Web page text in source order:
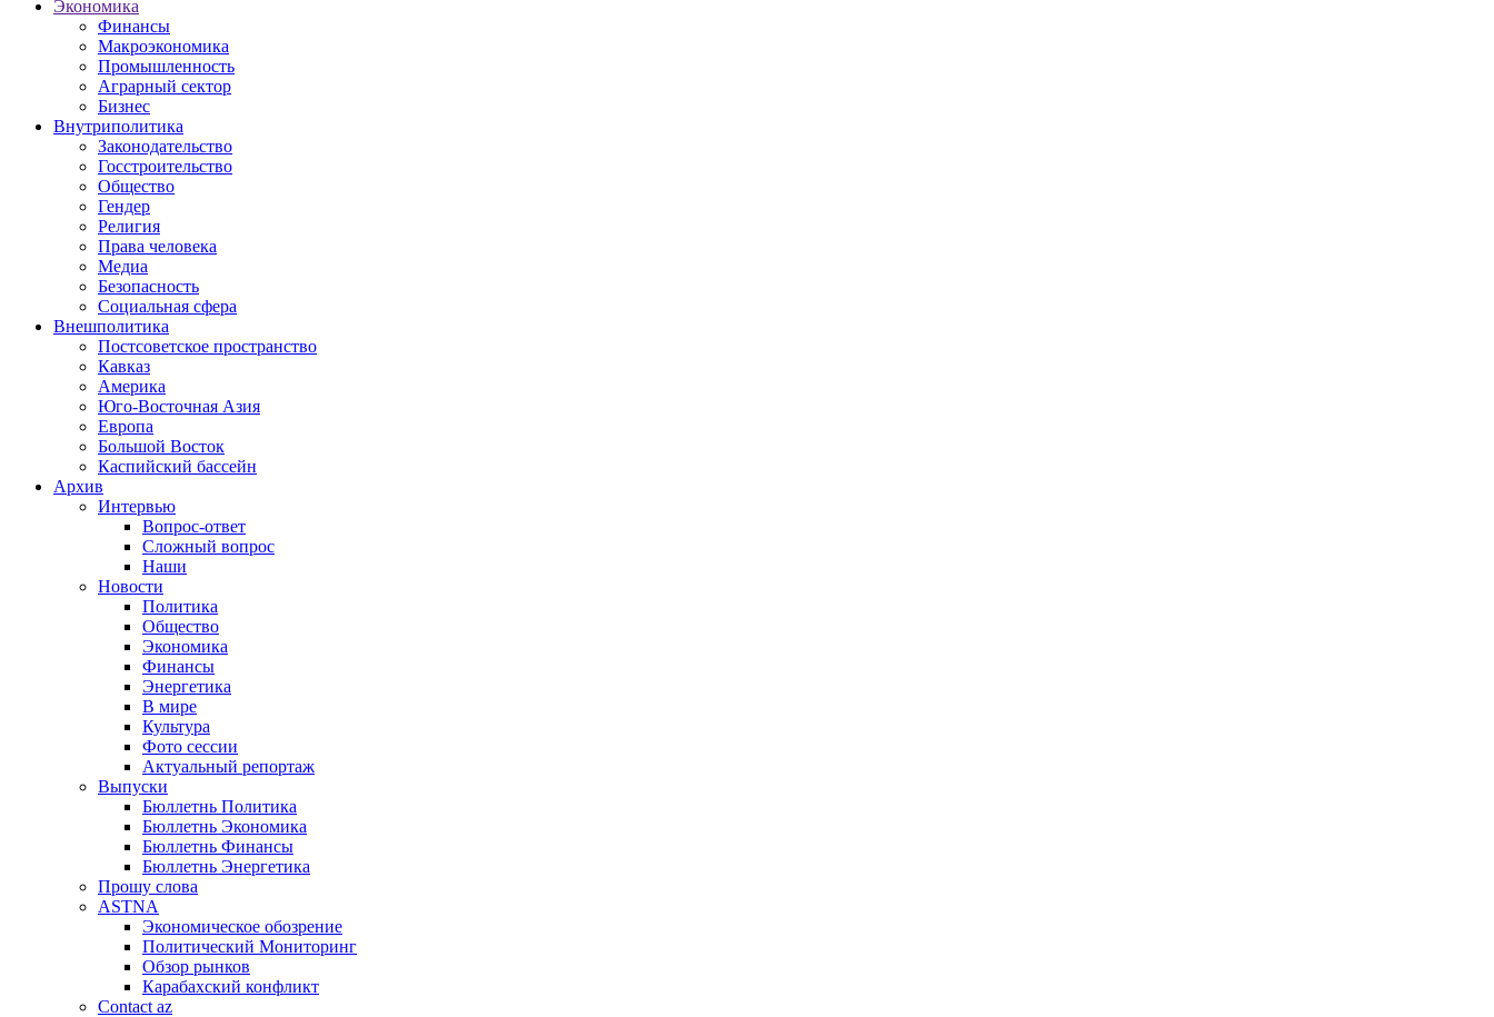
Экономика
Финансы
Макроэкономика
Промышленность
Аграрный сектор
Бизнес
Внутриполитика
Законодательство
Госстроительство
Общество
Гендер
Религия
Права человека
Медиа
Безопасность
Социальная сфера
Внешполитика
Постсоветское пространство
Кавказ
Америка
Юго-Восточная Азия
Европа
Большой Восток
Каспийский бассейн
Архив
Интервью
Вопрос-ответ
Сложный вопрос
Наши
Новости
Политика
Общество
Экономика
Финансы
Энергетика
В мире
Культура
Фото сессии
Актуальный репортаж
Выпуски
Бюллетнь Политика
Бюллетнь Экономика
Бюллетнь Финансы
Бюллетнь Энергетика
Прошу слова
ASTNA
Экономическое обозрение
Политический Мониторинг
Обзор рынков
Карабахский конфликт
Contact az